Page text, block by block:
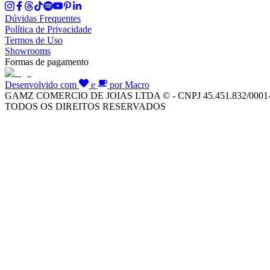
Dúvidas Frequentes
Política de Privacidade
Termos de Uso
Showrooms
Formas de pagamento
Desenvolvido com e
por Macro
GAMZ COMERCIO DE JOIAS LTDA © - CNPJ 45.451.832/
TODOS OS DIREITOS RESERVADOS